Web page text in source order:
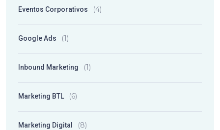
Eventos Corporativos (4)
Google Ads (1)
Inbound Marketing (1)
Marketing BTL (6)
Marketing Digital (8)